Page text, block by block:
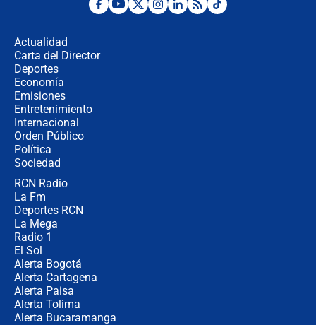
Posesión de Abelardo De La Espriella
Actualidad
Carta del Director
Deportes
Economía
Emisiones
Entretenimiento
Internacional
Orden Público
Política
Sociedad
RCN Radio
La Fm
Deportes RCN
La Mega
Radio 1
El Sol
Alerta Bogotá
Alerta Cartagena
Alerta Paisa
Alerta Tolima
Alerta Bucaramanga